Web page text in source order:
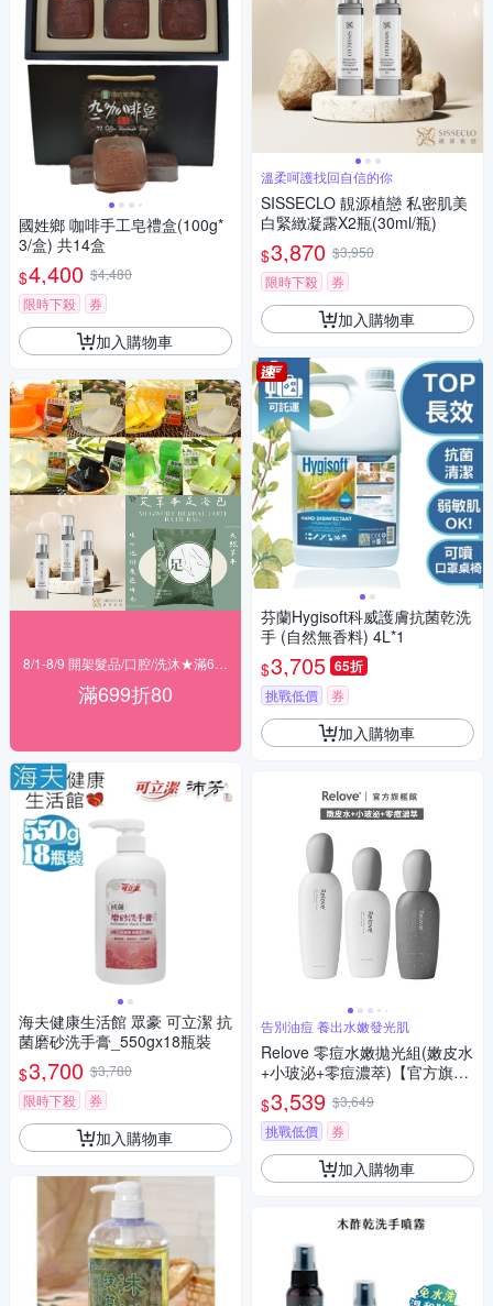
國姓鄉 咖啡手工皂禮盒(100g*
3/盒) 共14盒
$4,400 $4,480
限時下殺
券
加入購物車
滿699折80
海夫健康生活館 眾豪 可立潔 抗
菌磨砂洗手膏_550gx18瓶裝
$3,700 $3,780
限時下殺
券
加入購物車
溫柔呵護找回自信的你
SISSECLO 靚源植戀 私密肌美
白緊緻凝露X2瓶(30ml/瓶)
$3,870 $3,950
限時下殺
券
加入購物車
芬蘭Hygisoft科威護膚抗菌乾洗
手 (自然無香料) 4L*1
$3,705 65折
挑戰低價 券
加入購物車
告別油痘 養出水嫩發光肌
Relove 零痘水嫩拋光組(嫩皮水
+小玻泌+零痘濃萃)【官方旗艦
店】
$3,539 $3,649
挑戰低價
券
加入購物車